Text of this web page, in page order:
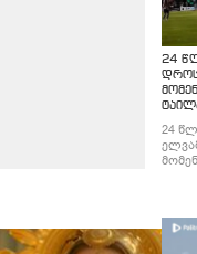
24
დროს
24